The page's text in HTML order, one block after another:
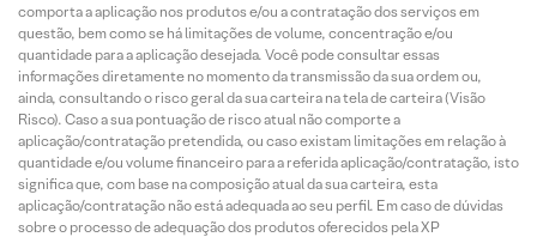
comporta a aplicação nos produtos e/ou a contratação dos serviços em
questão, bem como se há limitações de volume, concentração e/ou
quantidade para a aplicação desejada. Você pode consultar essas
informações diretamente no momento da transmissão da sua ordem ou,
ainda, consultando o risco geral da sua carteira na tela de carteira (Visão
Risco). Caso a sua pontuação de risco atual não comporte a
aplicação/contratação pretendida, ou caso existam limitações em relação à
quantidade e/ou volume financeiro para a referida aplicação/contratação, isto
significa que, com base na composição atual da sua carteira, esta
aplicação/contratação não está adequada ao seu perfil. Em caso de dúvidas
sobre o processo de adequação dos produtos oferecidos pela XP